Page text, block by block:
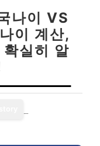
나이 VS
이 계산,
실히 알